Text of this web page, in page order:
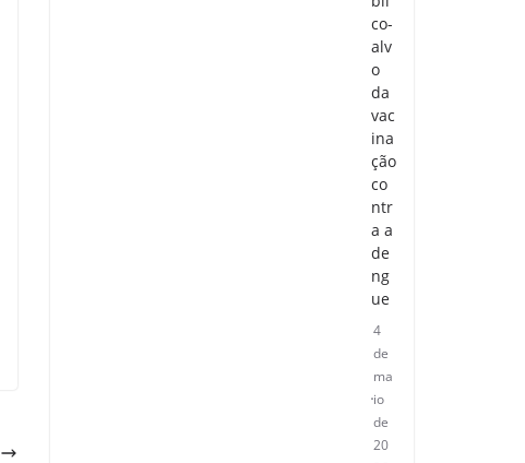
co-
alv
o
da
vac
ina
ção
co
ntr
a a
de
ng
ue
4
de
ma
io
de
20